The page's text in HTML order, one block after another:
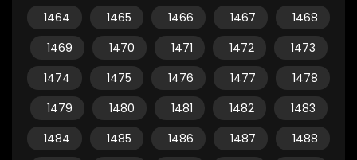
1464
1465 1466 1467
1468
1469
1470 1471 1472
1473
1474
1475 1476 1477
1478
1479
1480 1481 1482
1483
1484
1485 1486 1487
1488